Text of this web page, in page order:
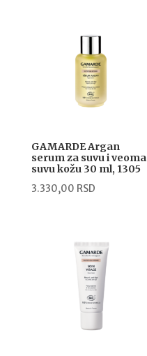
GAMARDE Argan
serum za suvu i veoma
suvu kožu 30 ml, 1305
3.330,00 RSD